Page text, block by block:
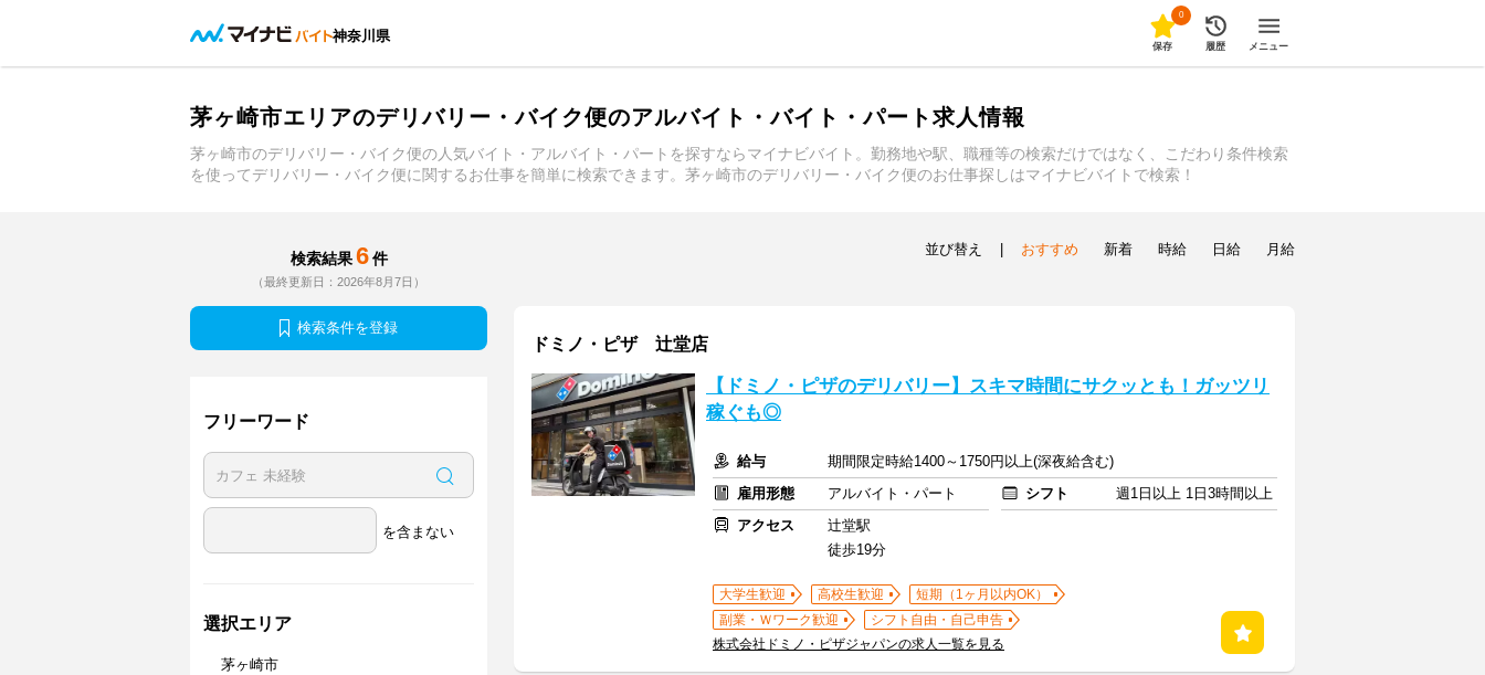
神奈川県
0
保存 履歴 メニュー
茅ヶ崎市エリアのデリバリー・バイク便のアルバイト・バイト・パート求人情報
茅ヶ崎市のデリバリー・バイク便の人気バイト・アルバイト・パートを探すならマイナビバイト。勤務地や駅、職種等の検索だけではなく、こだわり条件検索
を使ってデリバリー・バイク便に関するお仕事を簡単に検索できます。茅ヶ崎市のデリバリー・バイク便のお仕事探しはマイナビバイトで検索！
検索結果 6 件
（最終更新日：2026年8月7日）
検索条件を登録
フリーワード
を含まない
選択エリア
茅ヶ崎市
並び替え おすすめ 新着 時給 日給 月給
ドミノ・ピザ 辻堂店
【ドミノ・ピザのデリバリー】スキマ時間にサクッとも！ガッツリ
稼ぐも◎
給与
期間限定時給1400～1750円以上(深夜給含む)
雇用形態
アルバイト・パート シフト
週1日以上 1日3時間以上
アクセス
辻堂駅
徒歩19分
大学生歓迎 高校生歓迎
短期（1ヶ月以内OK）
副業・Ｗワーク歓迎
シフト自由・自己申告
株式会社ドミノ・ピザジャパンの求人一覧を見る